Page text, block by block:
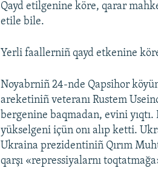
Qayd etilgenine köre, qarar
etile bile.
Yerli faallerniñ qayd etkenine
Noyabrniñ 24-nde Qapsihor
areketiniñ veteranı Rustem
bergenine baqmadan, evini yıqtı.
yükselgeni içün onı alıp ketti.
Ukraina prezidentiniñ Qırım
qarşı «repressiyalarnı